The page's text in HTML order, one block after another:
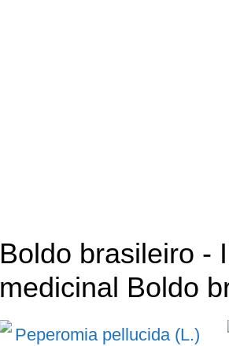
Boldo brasileiro -
medicinal Boldo